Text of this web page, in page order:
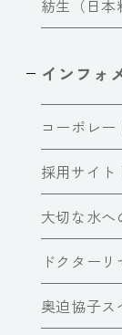
紡生（日本
インフォ
コーポレー
採用サイト
大切な水へ
ドクター
奥迫協子ス